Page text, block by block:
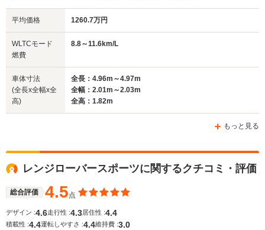
サイズ
(全長x全幅x全高)
WLTCモード
燃費
全幅
1.93m～2.04m
9.5～13.6km/L
└市街地:6.3～
10.7km/L
└郊外:9.9～13.4km/L
└高速道路:11.8～
15.6km/L
7.6～11.4km/L
└市街地:4.8～
9.6km/L
8.3～
└市街地
7.5km/L
平均価格 1260.7万円
WLTCモード
燃費
8.8～11.6km/L
車体寸法
(全長x全幅x全
高)
全長：4.96m～4.97m
全幅：2.01m～2.03m
全高：1.82m
もっと見る
レンジローバースポーツに関するクチコミ・評価
総合評価 4.5点
デザイン :4.6走行性 :4.3 居住性 :4.4
積載性 :4.4運転しやすさ :4.4維持費 :3.0